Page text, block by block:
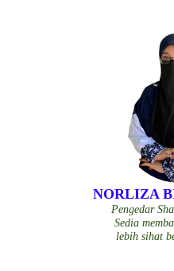
NORLIZA
Pengedar
Sedia
lebih sihat